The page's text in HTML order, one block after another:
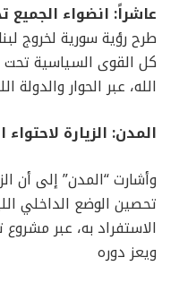
عاشراً: انضواء الجميع
طرح رؤية سورية لخروج
كل القوى السياسية
الله، عبر الحوار والدولة
المدن: الزيارة
وأشارت “المدن” إلى أن
تحصين الوضع الداخلي
الاستفراد به، عبر
ويعز دوره